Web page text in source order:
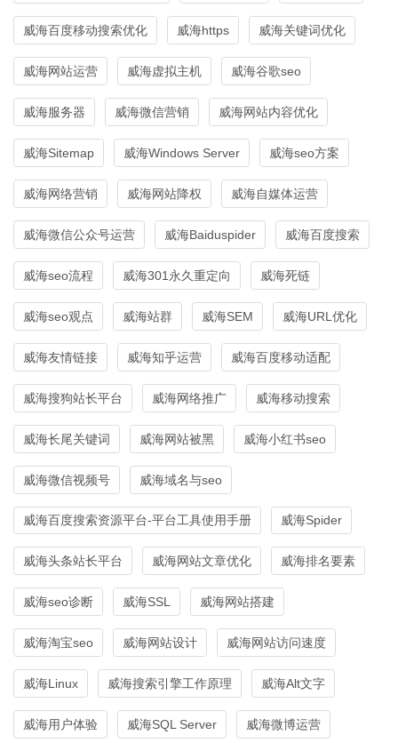
威海百度移动搜索优化 威海https 威海关键词优化
威海网站运营 威海虚拟主机 威海谷歌seo
威海服务器 威海微信营销 威海网站内容优化
威海Sitemap 威海Windows Server 威海seo方案
威海网络营销 威海网站降权 威海自媒体运营
威海微信公众号运营 威海Baiduspider 威海百度搜索
威海seo流程 威海301永久重定向 威海死链
威海seo观点 威海站群 威海SEM 威海URL优化
威海友情链接 威海知乎运营 威海百度移动适配
威海搜狗站长平台 威海网络推广 威海移动搜索
威海长尾关键词 威海网站被黑 威海小红书seo
威海微信视频号 威海域名与seo
威海百度搜索资源平台-平台工具使用手册 威海Spider
威海头条站长平台 威海网站文章优化 威海排名要素
威海seo诊断 威海SSL 威海网站搭建
威海淘宝seo 威海网站设计 威海网站访问速度
威海Linux 威海搜索引擎工作原理 威海Alt文字
威海用户体验 威海SQL Server 威海微博运营